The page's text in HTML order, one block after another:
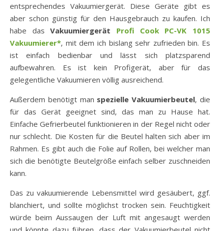
entsprechendes Vakuumiergerät. Diese Geräte gibt es
aber schon günstig für den Hausgebrauch zu kaufen. Ich
habe dasVakuumiergerät Profi Cook PC-VK 1015
Vakuumierer*, mit dem ich bislang sehr zufrieden bin. Es
ist einfach bedienbar und lässt sich platzsparend
aufbewahren. Es ist kein Profigerät, aber für das
gelegentliche Vakuumieren völlig ausreichend.
Außerdem benötigt man spezielle Vakuumierbeutel, die
für das Gerät geeignet sind, das man zu Hause hat.
Einfache Gefrierbeutel funktionieren in der Regel nicht oder
nur schlecht. Die Kosten für die Beutel halten sich aber im
Rahmen. Es gibt auch die Folie auf Rollen, bei welcher man
sich die benötigte Beutelgröße einfach selber zuschneiden
kann.
Das zu vakuumierende Lebensmittel wird gesäubert, ggf.
blanchiert, und sollte möglichst trocken sein. Feuchtigkeit
würde beim Aussaugen der Luft mit angesaugt werden